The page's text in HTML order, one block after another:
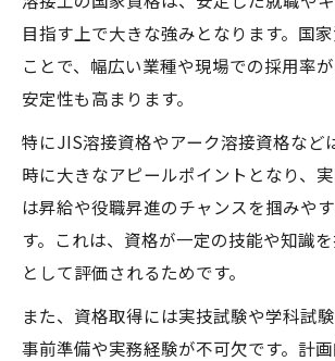
目指す上で大きな強みとなります。国
ことで、幅広い業種や現場での採用率
安定性も高まります。
特にJIS溶接資格やアーク溶接資格など
時に大きなアピールポイントとなり、
は昇給や役職昇進のチャンスを掴みや
す。これは、資格が一定の技能や知識
として評価されるためです。
また、資格取得には実技試験や学科試験
事前準備や実務経験が不可欠です。計